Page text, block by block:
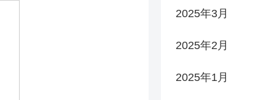
2025年3月
2025年2月
2025年1月